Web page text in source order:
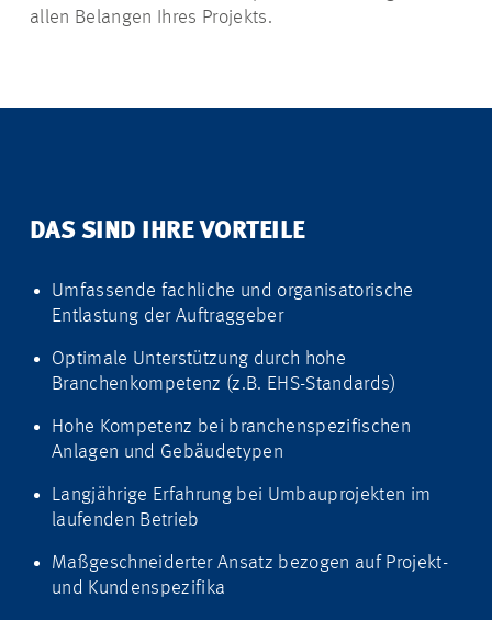
allen Belangen Ihres Projekts.
DAS SIND IHRE VORTEILE
Umfassende fachliche und organisatorische
Entlastung der Auftraggeber
Optimale Unterstützung durch hohe
Branchenkompetenz (z.B. EHS-Standards)
Hohe Kompetenz bei branchenspezifischen
Anlagen und Gebäudetypen
Langjährige Erfahrung bei Umbauprojekten im
laufenden Betrieb
Maßgeschneiderter Ansatz bezogen auf Projekt-
und Kundenspezifika